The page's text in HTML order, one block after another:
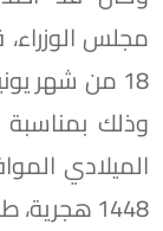
مجلس
18 من شهر
وذلك بمناسبة
الميلادي
1448 هجرية، طبقاً لما ستسفر عنه الرؤية الشرعية.